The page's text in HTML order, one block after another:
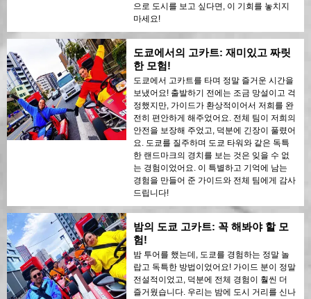
으로 도시를 보고 싶다면, 이 기회를 놓치지
마세요!
도쿄에서의 고카트: 재미있고 짜릿
한 모험!
도쿄에서 고카트를 타며 정말 즐거운 시간을
보냈어요! 출발하기 전에는 조금 망설이고 걱
정했지만, 가이드가 환상적이어서 저희를 완
전히 편안하게 해주었어요. 전체 팀이 저희의
안전을 보장해 주었고, 덕분에 긴장이 풀렸어
요. 도쿄를 질주하며 도쿄 타워와 같은 독특
한 랜드마크의 경치를 보는 것은 잊을 수 없
는 경험이었어요. 이 특별하고 기억에 남는
경험을 만들어 준 가이드와 전체 팀에게 감사
드립니다!
밤의 도쿄 고카트: 꼭 해봐야 할 모
험!
밤 투어를 했는데, 도쿄를 경험하는 정말 놀
랍고 독특한 방법이었어요! 가이드 분이 정말
전설적이었고, 덕분에 전체 경험이 훨씬 더
즐거웠습니다. 우리는 밤에 도시 거리를 신나